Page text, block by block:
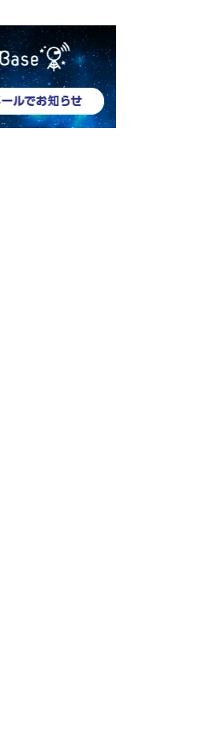
WHERE
当のナレッジはありません"}]}');